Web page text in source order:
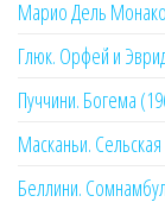
Марио Дель
Глюк. Орфей и
Пуччини. Богема
Масканьи.
Беллини.